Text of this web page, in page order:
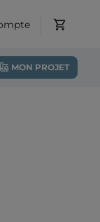
MON PROJET